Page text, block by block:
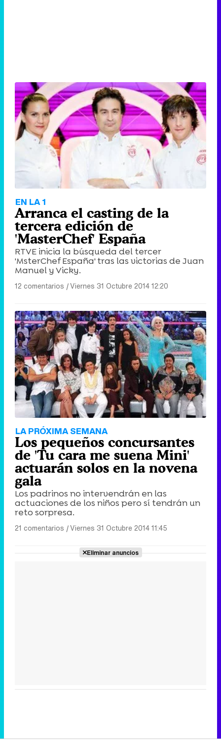
EN LA 1
Arranca el casting de la
tercera edición de
'MasterChef' España
RTVE inicia la búsqueda del tercer
'MsterChef España' tras las victorias de Juan
Manuel y Vicky.
12 comentarios |Viernes 31 Octubre 2014 12:20
LA PRÓXIMA SEMANA
Los pequeños concursantes
de 'Tu cara me suena Mini'
actuarán solos en la novena
gala
Los padrinos no intervendrán en las
actuaciones de los niños pero sí tendrán un
reto sorpresa.
21 comentarios |Viernes 31 Octubre 2014 11:45
Eliminar anuncios